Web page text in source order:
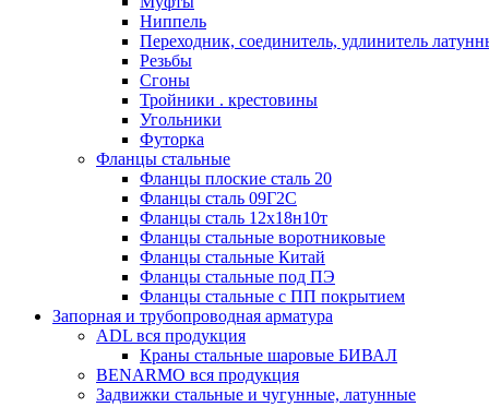
Ниппель
Переходник, соединитель, удлинитель
Резьбы
Сгоны
Тройники . крестовины
Угольники
Футорка
Фланцы стальные
Фланцы плоские сталь 20
Фланцы сталь 09Г2С
Фланцы сталь 12х18н10т
Фланцы стальные воротниковые
Фланцы стальные Китай
Фланцы стальные под ПЭ
Фланцы стальные с ПП покрытием
Запорная и трубопроводная арматура
ADL вся продукция
Краны стальные шаровые БИВАЛ
BENARMO вся продукция
Задвижки стальные и чугунные, латунные